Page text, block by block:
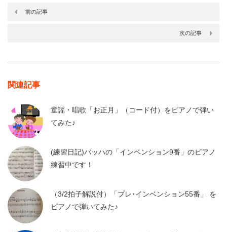
前の記事
次の記事
関連記事
童謡・唱歌「お正月」（コード付）をピアノで弾い
てみた♪
(練習日記)バッハの「インベンション9番」のピアノ
練習中です！
（3/2拍子解説付）「プレ･インベンション55番」 を
ピアノで弾いてみた♪